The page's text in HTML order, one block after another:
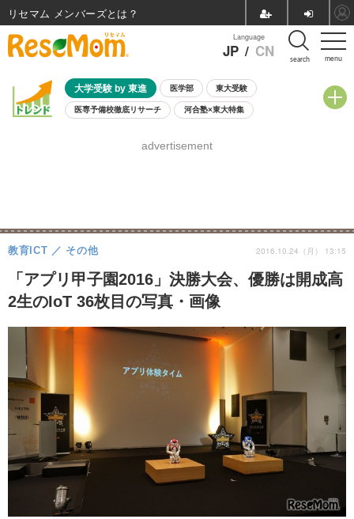
menu
Language
JP / CN search
大学受験 by 東進 医学部 東大受験
医専予備校徹底リサーチ 河合塾×東大特集
8月開催学校説明会・相談会
advertisement
「アプリ甲子園2016」決勝大会、優勝は開成高
2生のIoT 36枚目の写真・画像
教育ICT その他 2016.10.24（月） 13:15
リセマム メンバーズ